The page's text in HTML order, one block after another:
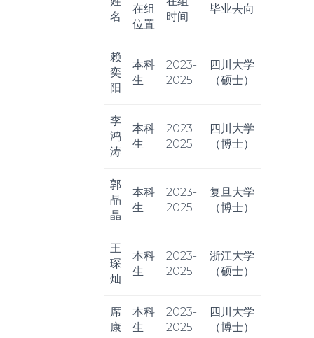
名
在组
位置
时间
毕业去向
赖
奕
阳
本科
生
2023-
2025
四川大学
（硕士）
李
鸿
涛
本科
生
2023-
2025
四川大学
（博士）
郭
晶
晶
本科
生
2023-
2025
复旦大学
（博士）
王
琛
灿
本科
生
2023-
2025
浙江大学
（硕士）
席
康
本科
生
2023-
2025
四川大学
（博士）